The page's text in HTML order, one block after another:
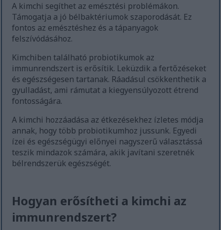
A kimchi segíthet az emésztési problémákon.
Támogatja a jó bélbaktériumok szaporodását. Ez
fontos az emésztéshez és a tápanyagok
felszívódásához.
Kimchiben található probiotikumok az
immunrendszert is erősítik. Leküzdik a fertőzéseket
és egészségesen tartanak. Ráadásul csökkenthetik a
gyulladást, ami rámutat a kiegyensúlyozott étrend
fontosságára.
A kimchi hozzáadása az étkezésekhez ízletes módja
annak, hogy több probiotikumhoz jussunk. Egyedi
ízei és egészségügyi előnyei nagyszerű választássá
teszik mindazok számára, akik javítani szeretnék
bélrendszerük egészségét.
Hogyan erősítheti a kimchi az
immunrendszert?